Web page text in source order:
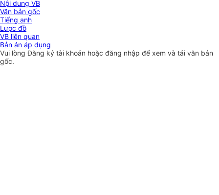
Nội dung VB
Văn bản gốc
Tiếng anh
Lược đồ
VB liên quan
Bản án áp dụng
Vui lòngĐăng ký tài khoản hoặc đăng nhập để xem và tải văn bản
gốc.